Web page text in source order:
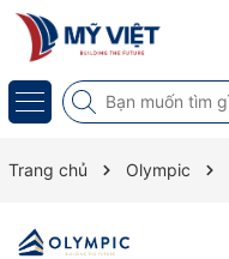
Trang chủ Olympic